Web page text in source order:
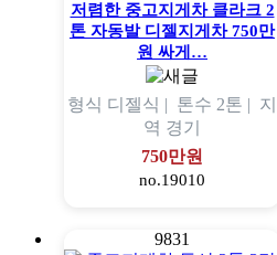
저렴한 중고지게차 클라크 2
톤 자동발 디젤지게차 750만
원 싸게…
형식 디젤식 | 톤수 2톤 | 지
역 경기
750만원
no.19010
9831